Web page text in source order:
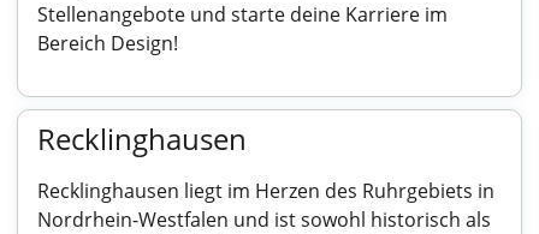
Stellenangebote und starte deine Karriere im
Bereich Design!
Recklinghausen
Recklinghausen liegt im Herzen des Ruhrgebiets in
Nordrhein-Westfalen und ist sowohl historisch als